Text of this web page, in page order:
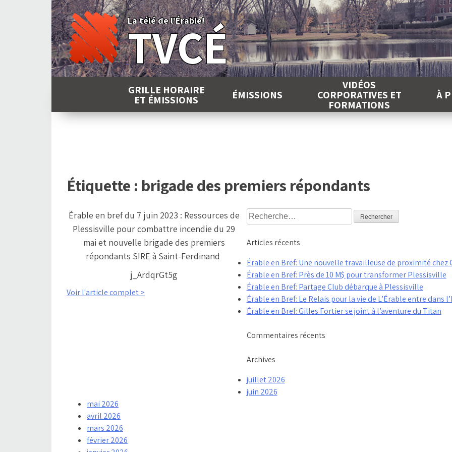
La télé de l'Érable!
TVCÉ
GRILLE HORAIRE
ET ÉMISSIONS ÉMISSIONS
VIDÉOS
CORPORATIVES ET
FORMATIONS
À
Étiquette : brigade des premiers répondants
Érable en bref du 7 juin 2023 : Ressources de
Plessisville pour combattre incendie du 29
mai et nouvelle brigade des premiers
répondants SIRE à Saint-Ferdinand
j_ArdqrGt5g
Voir l'article complet >
Rechercher :
Articles récents
Érable en Bref: Une nouvelle travailleuse de proximité chez
Érable en Bref: Près de 10 M$ pour transformer Plessisville
Érable en Bref: Partage Club débarque à Plessisville
Érable en Bref: Le Relais pour la vie de L’Érable entre dans
Érable en Bref: Gilles Fortier se joint à l’aventure du Titan
Commentaires récents
Archives
juillet 2026
juin 2026
mai 2026
avril 2026
mars 2026
février 2026